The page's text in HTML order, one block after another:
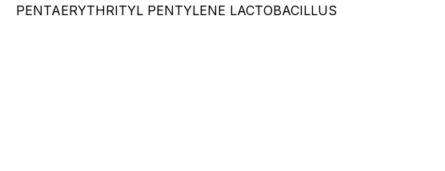
PENTAERYTHRITYL PENTYLENE LACTOBACILLUS